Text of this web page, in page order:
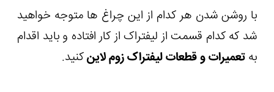
با روشن شدن هر کدام از این چراغ ها متوجه خواهید
شد که کدام قسمت از لیفتراک از کار افتاده و باید اقدام
بهتعمیرات و قطعات لیفتراک زوم لاینکنید.